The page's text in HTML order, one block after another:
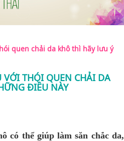
quen chải da khô thì hãy lưu ý
THÓI QUEN CHẢI DA
ĐIỀU NÀY
có thể giúp làm săn chắc da,